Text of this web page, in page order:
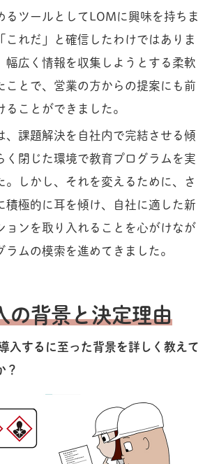
るツールとしてLOMに興味を持ちま
これだ」と確信したわけではありま
幅広く情報を収集しようとする柔軟
ことで、営業の方からの提案にも前
ることができました。
、課題解決を自社内で完結させる傾
く閉じた環境で教育プログラムを実
。しかし、それを変えるために、さ
積極的に耳を傾け、自社に適した新
ョンを取り入れることを心がけなが
ラムの模索を進めてきました。
の背景と決定理由
するに至った背景を詳しく教えて
？